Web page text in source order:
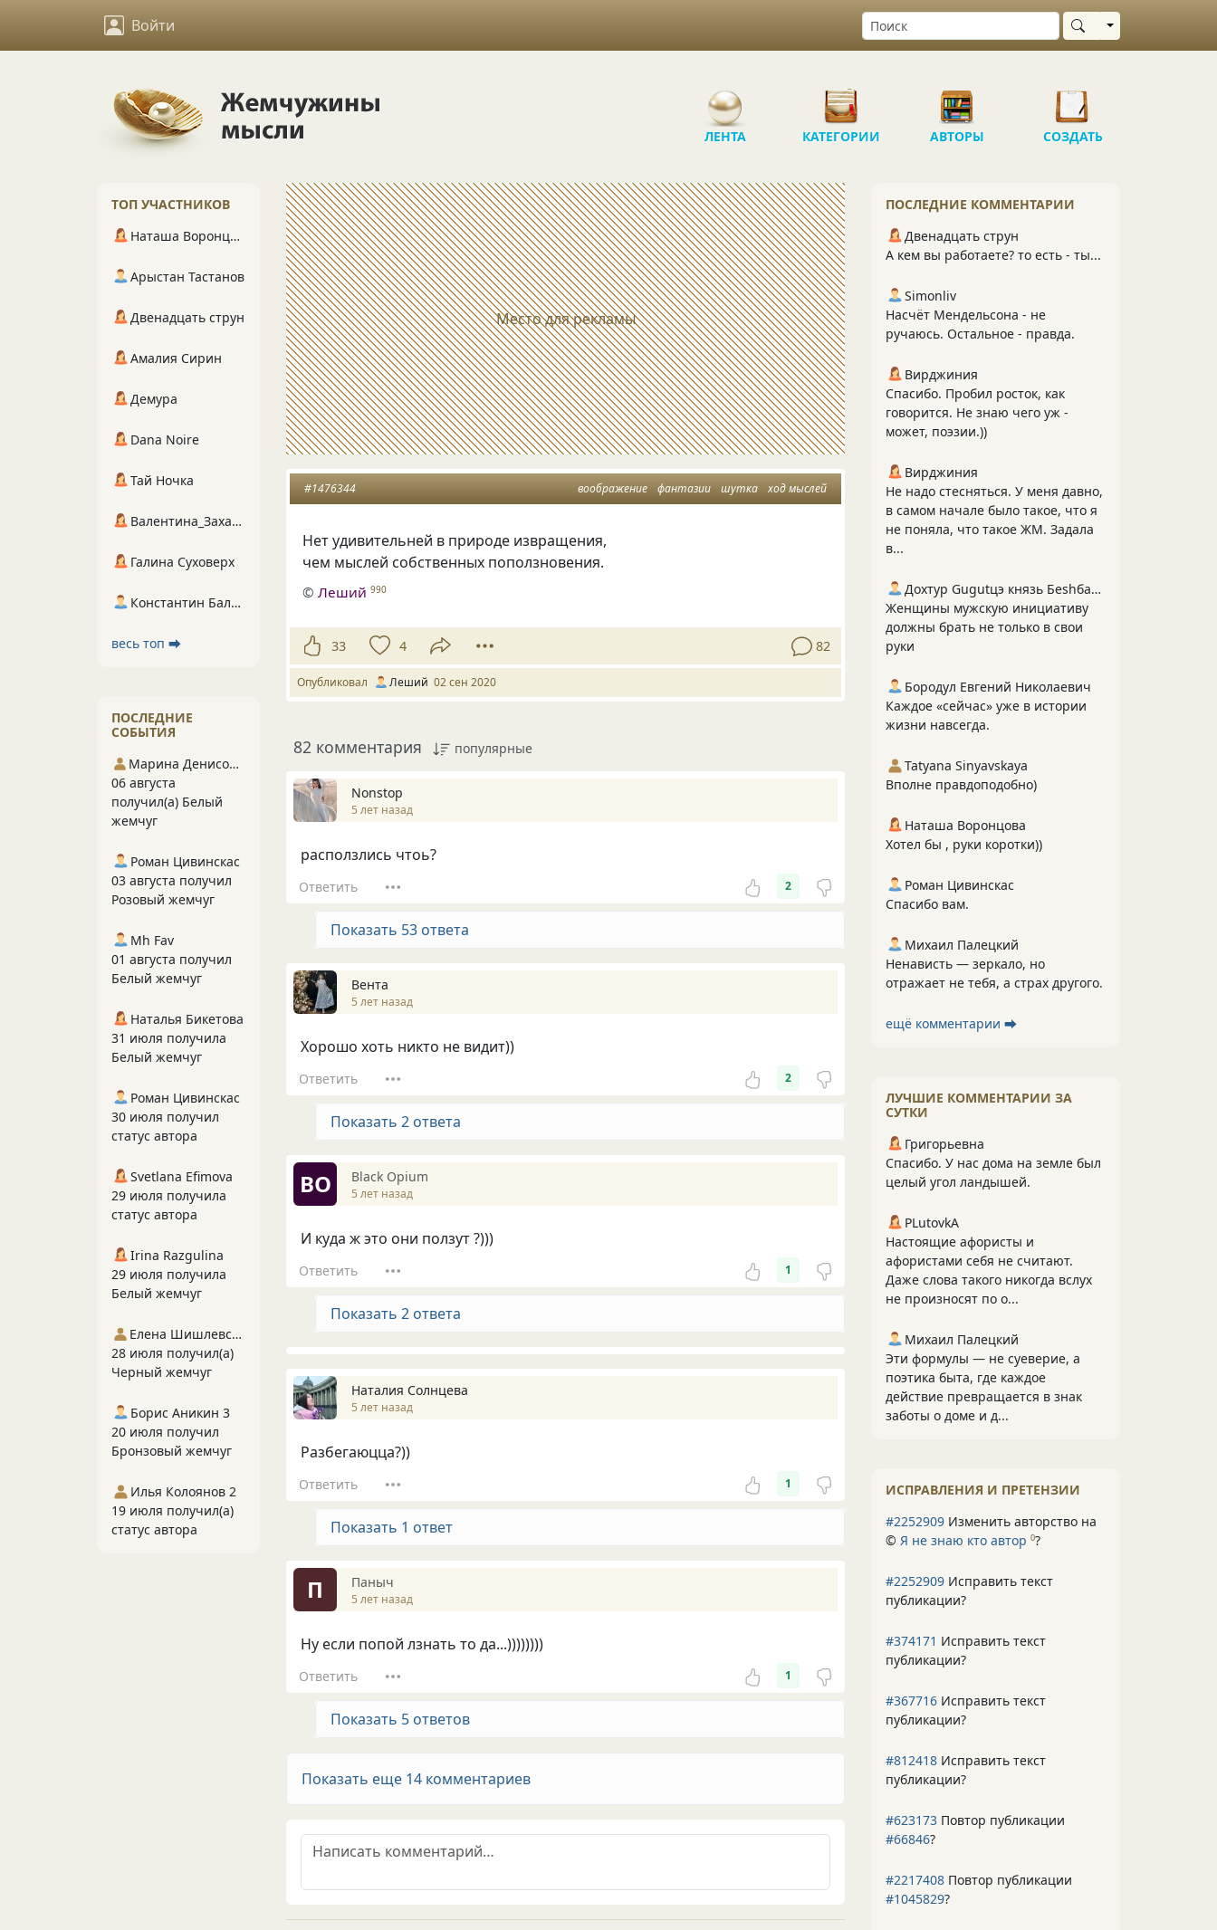
Войти Выбрать область
ЛЕНТА КАТЕГОРИИ АВТОРЫ СОЗДАТЬ
Место для рекламы
воображение фантазии шутка ход мыслей
#1476344
Нет удивительней в природе извращения,
чем мыслей собственных поползновения.
©Леший 990
33 4 82
Опубликовал Леший 02 сен 2020
82 комментария популярные
Nonstop
5 лет назад
расползлись чтоь?
Ответить 2
Показать 53 ответа
Вента
5 лет назад
Хорошо хоть никто не видит))
Ответить 2
Показать 2 ответа
ВО Вlack Оpium
5 лет назад
И куда ж это они ползут ?)))
Ответить 1
Показать 2 ответа
Наталия Солнцева
5 лет назад
Разбегаюцца?))
Ответить 1
Показать 1 ответ
П Паныч
5 лет назад
Ну если попой лзнать то да...))))))))
Ответить 1
Показать 5 ответов
Показать еще 14 комментариев
ПОСЛЕДНИЕ КОММЕНТАРИИ
Двенадцать струн
А кем вы работаете? то есть - ты...
Simonliv
Насчёт Мендельсона - не
ручаюсь. Остальное - правда.
Вирджиния
Спасибо. Пробил росток, как
говорится. Не знаю чего уж -
может, поэзии.))
Вирджиния
Не надо стесняться. У меня давно,
в самом начале было такое, что я
не поняла, что такое ЖМ. Задала
в...
Дохтур Gugutцэ князь Беshбармакоff
Женщины мужскую инициативу
должны брать не только в свои
руки
Бородул Евгений Николаевич
Каждое «сейчас» уже в истории
жизни навсегда.
Tatyana Sinyavskaya
Вполне правдоподобно)
Наташа Воронцова
Хотел бы , руки коротки))
Роман Цивинскас
Спасибо вам.
Михаил Палецкий
Ненависть — зеркало, но
отражает не тебя, а страх другого.
ещё комментарии ⮕
ЛУЧШИЕ КОММЕНТАРИИ ЗА
СУТКИ
Григорьевна
Спасибо. У нас дома на земле был
целый угол ландышей.
PLutоvkА
Настоящие афористы и
афористами себя не считают.
Даже слова такого никогда вслух
не произносят по о...
Михаил Палецкий
Эти формулы — не суеверие, а
поэтика быта, где каждое
действие превращается в знак
заботы о доме и д...
ИСПРАВЛЕНИЯ И ПРЕТЕНЗИИ
#2252909 Изменить авторство на
© Я не знаю кто автор 0?
#2252909 Исправить текст
публикации?
#374171 Исправить текст
публикации?
#367716 Исправить текст
публикации?
#812418 Исправить текст
публикации?
#623173 Повтор публикации
#66846?
#2217408 Повтор публикации
#1045829?
ТОП УЧАСТНИКОВ
Наташа Воронцова
Арыстан Тастанов
Двенадцать струн
Амалия Сирин
Демура
Dana Noire
Тай Ночка
Валентина_Захарова
Галина Суховерх
Константин Балухта
весь топ ⮕
ПОСЛЕДНИЕ
СОБЫТИЯ
Марина Денисова 5
06 августа
получил(а) Белый
жемчуг
Роман Цивинскас
03 августа получил
Розовый жемчуг
Mh Fav
01 августа получил
Белый жемчуг
Наталья Бикетова
31 июля получила
Белый жемчуг
Роман Цивинскас
30 июля получил
статус автора
Svetlana Efimova
29 июля получила
статус автора
Irina Razgulina
29 июля получила
Белый жемчуг
Елена Шишлевская
28 июля получил(а)
Черный жемчуг
Борис Аникин 3
20 июля получил
Бронзовый жемчуг
Илья Колоянов 2
19 июля получил(а)
статус автора